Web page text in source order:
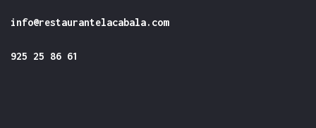
info@restaurantelacabala.com
925 25 86 61